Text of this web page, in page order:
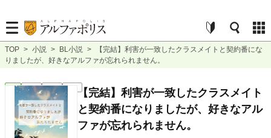
TOP > 小説 > BL小説 >
【完結】利害が一致したクラスメイトと契約番にな
りましたが、好きなアルファが忘れられません。
BL 完結 長編 R18 【完結】利害が一致したクラスメイト
と契約番になりましたが、好きなアル
ファが忘れられません。